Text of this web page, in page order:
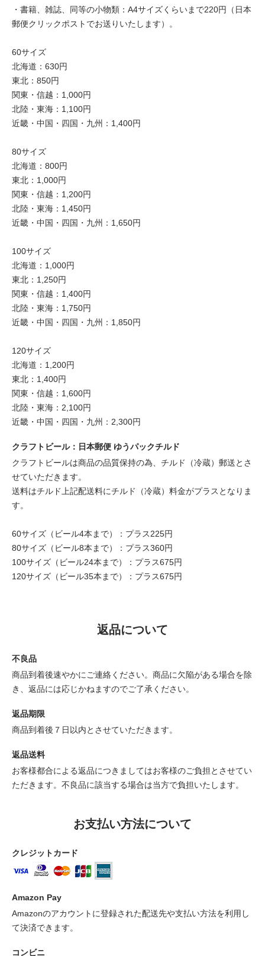
・書籍、雑誌、同等の小物類：A4サイズくらいまで220円（日本
郵便クリックポストでお送りいたします）。
60サイズ
北海道：630円
東北：850円
関東・信越：1,000円
北陸・東海：1,100円
近畿・中国・四国・九州：1,400円
80サイズ
北海道：800円
東北：1,000円
関東・信越：1,200円
北陸・東海：1,450円
近畿・中国・四国・九州：1,650円
100サイズ
北海道：1,000円
東北：1,250円
関東・信越：1,400円
北陸・東海：1,750円
近畿・中国・四国・九州：1,850円
120サイズ
北海道：1,200円
東北：1,400円
関東・信越：1,600円
北陸・東海：2,100円
近畿・中国・四国・九州：2,300円
クラフトビール：日本郵便 ゆうパックチルド
クラフトビールは商品の品質保持の為、チルド（冷蔵）郵送とさ
せていただきます。
送料はチルド上記配送料にチルド（冷蔵）料金がプラスとなりま
す。
60サイズ（ビール4本まで）：プラス225円
80サイズ（ビール8本まで）：プラス360円
100サイズ（ビール24本まで）：プラス675円
120サイズ（ビール35本まで）：プラス675円
返品について
不良品
商品到着後速やかにご連絡ください。商品に欠陥がある場合を除
き、返品には応じかねますのでご了承ください。
返品期限
商品到着後７日以内とさせていただきます。
返品送料
お客様都合による返品につきましてはお客様のご負担とさせてい
ただきます。不良品に該当する場合は当方で負担いたします。
お支払い方法について
クレジットカード
Amazon Pay
Amazonのアカウントに登録された配送先や支払い方法を利用し
て決済できます。
コンビニ